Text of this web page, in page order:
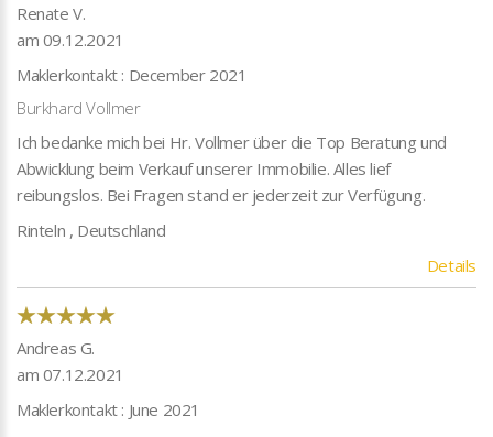
Renate V.
am 09.12.2021
Maklerkontakt : December 2021
Burkhard Vollmer
Ich bedanke mich bei Hr. Vollmer über die Top Beratung und
Abwicklung beim Verkauf unserer Immobilie. Alles lief
reibungslos. Bei Fragen stand er jederzeit zur Verfügung.
Rinteln , Deutschland
Details
Andreas G.
am 07.12.2021
Maklerkontakt : June 2021